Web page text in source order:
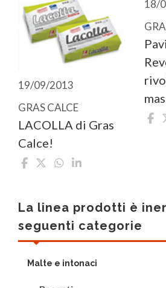
19/09/2013
GRAS CALCE
LACOLLA di Gras
Calce!
18/
La linea prodotti è
seguenti categorie
Malte e intonaci